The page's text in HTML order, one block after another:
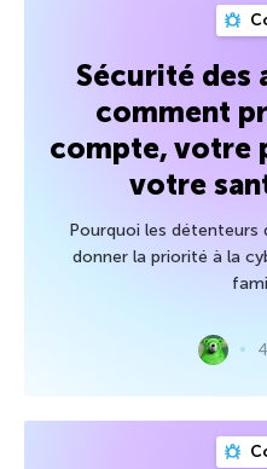
Sécurité des
comment
compte,
votre
Pourquoi les détenteurs
donner la priorité à la